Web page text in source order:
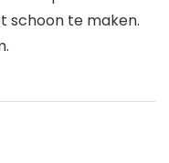
schoon te maken.